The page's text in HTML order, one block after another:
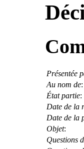
Présentée
Au nom de:
État partie:
Date de la
Date de la
Objet:
Questions